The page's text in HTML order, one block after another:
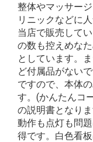
整体やマッサー
リニックなどに
当店で販売して
の数も控えめな
としています。
ど付属品がない
ですので、本体
す。(かんたんコ
の説明書となり
動作も点灯も問
得です。白色看